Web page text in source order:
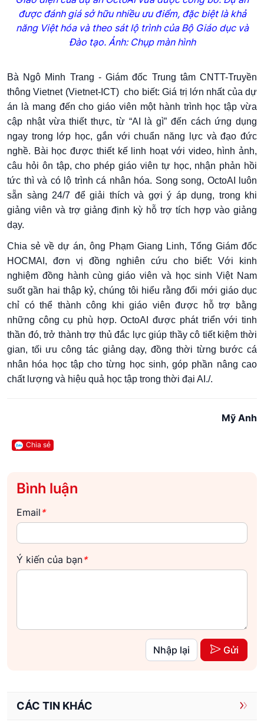
được đánh giá sở hữu nhiều ưu điểm, đặc biệt là khả
năng Việt hóa và theo sát lộ trình của Bộ Giáo dục và
Đào tạo. Ảnh: Chụp màn hình
Bà Ngô Minh Trang - Giám đốc Trung tâm CNTT-Truyền
thông Vietnet (Vietnet-ICT) cho biết: Giá trị lớn nhất của dự
án là mang đến cho giáo viên một hành trình học tập vừa
cập nhật vừa thiết thực, từ “AI là gì” đến cách ứng dụng
ngay trong lớp học, gắn với chuẩn năng lực và đạo đức
nghề. Bài học được thiết kế linh hoạt với video, hình ảnh,
câu hỏi ôn tập, cho phép giáo viên tự học, nhận phản hồi
tức thì và có lộ trình cá nhân hóa. Song song, OctoAI luôn
sẵn sàng 24/7 để giải thích và gợi ý áp dụng, trong khi
giảng viên và trợ giảng định kỳ hỗ trợ tích hợp vào giảng
dạy.
Chia sẻ về dự án, ông Phạm Giang Linh, Tổng Giám đốc
HOCMAI, đơn vị đồng nghiên cứu cho biết: Với kinh
nghiệm đồng hành cùng giáo viên và học sinh Việt Nam
suốt gần hai thập kỷ, chúng tôi hiểu rằng đổi mới giáo dục
chỉ có thể thành công khi giáo viên được hỗ trợ bằng
những công cụ phù hợp. OctoAI được phát triển với tinh
thần đó, trở thành trợ thủ đắc lực giúp thầy cô tiết kiệm thời
gian, tối ưu công tác giảng dạy, đồng thời từng bước cá
nhân hóa học tập cho từng học sinh, góp phần nâng cao
chất lượng và hiệu quả học tập trong thời đại AI./.
Mỹ Anh
Chia sẻ
Bình luận
Email *
Ý kiến của bạn*
Nhập lại Gửi
CÁC TIN KHÁC